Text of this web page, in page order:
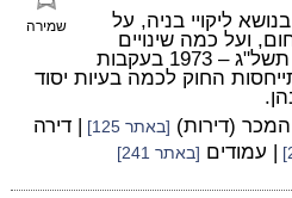
שמירה
ליקויי בניה, על
ועל כמה שינויים
דרושים בחוק המכר (דירות) תשל"ג – 1973 בעקבות
החוק לכמה בעיות יסוד
(דירות) [באתר 125] | דירה
| עמודים [באתר 241]